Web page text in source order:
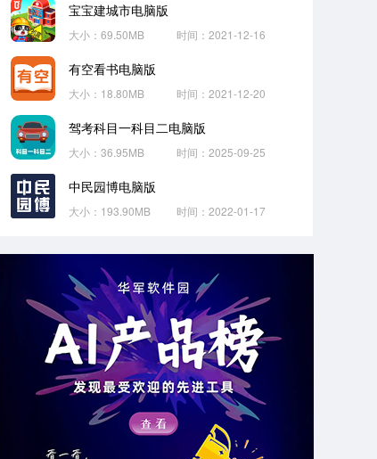
宝宝建城市电脑版
大小：69.50MB 时间：2021-12-16
有空看书电脑版
大小：18.80MB 时间：2021-12-20
驾考科目一科目二电脑版
大小：36.95MB 时间：2025-09-25
中民园博电脑版
大小：193.90MB 时间：2022-01-17